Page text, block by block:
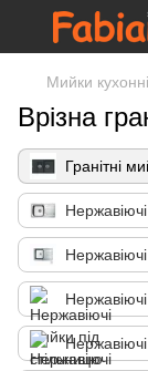
Мийки кухонні
Врізна
Гранітні